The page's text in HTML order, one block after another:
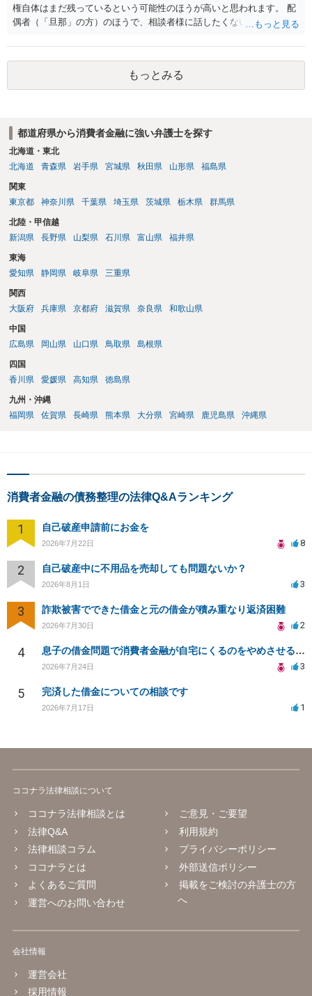
権自体はまだ残っているという可能性のほうが高いと思われます。 配
偶者（「旦那」の方）のほうで、相談者様に話したくない事情等もあ
援用という方法も取れる可能性があるため、御主人に法律事務所に相
談にいくように説得されてはどうでしょうか。相談者様が一緒だと話
せない事情もあるかもしれないのでおひとりで行ってもらうほうがい
いかもしれません。 配偶者の債務がある状態で配偶者が亡くなると債
て相談にいくようにお話してみてはどうでしょうか。
もっとみる
都道府県から消費者金融に強い弁護士を探す
北海道・東北
北海道
青森県 岩手県 宮城県 秋田県 山形県 福島県
関東
東京都
神奈川県 千葉県 埼玉県 茨城県 栃木県 群馬県
北陸・甲信越
新潟県
長野県 山梨県 石川県 富山県 福井県
東海
愛知県
静岡県 岐阜県 三重県
関西
大阪府
兵庫県 京都府 滋賀県 奈良県 和歌山県
中国
広島県
岡山県 山口県 鳥取県 島根県
四国
香川県
愛媛県 高知県 徳島県
九州・沖縄
福岡県
佐賀県 長崎県 熊本県 大分県 宮崎県 鹿児島県 沖縄県
消費者金融の債務整理の法律Q&Aランキング
1 自己破産申請前にお金を
2026年7月22日 8
2 自己破産中に不用品を売却しても問題ないか？
2026年8月1日 3
3 詐欺被害でできた借金と元の借金が積み重なり返済困難
2026年7月30日 2
4 息子の借金問題で消費者金融が自宅にくるのをやめさせる方法はないですか？
2026年7月24日 3
5 完済した借金についての相談です
2026年7月17日 1
ココナラ法律相談について
ココナラ法律相談とは
法律Q&A
法律相談コラム
ココナラとは
よくあるご質問
運営へのお問い合わせ
ご意見・ご要望
利用規約
プライバシーポリシー
外部送信ポリシー
掲載をご検討の弁護士の方
へ
会社情報
運営会社
採用情報